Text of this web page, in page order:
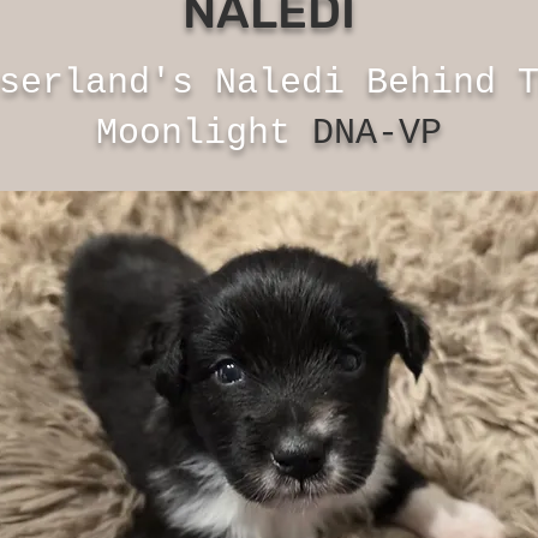
NALEDI
Naledi Behind
Moonlight DNA-VP